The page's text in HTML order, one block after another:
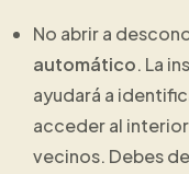
No abrir a
automático. La
ayudará a
acceder al
vecinos. Debes